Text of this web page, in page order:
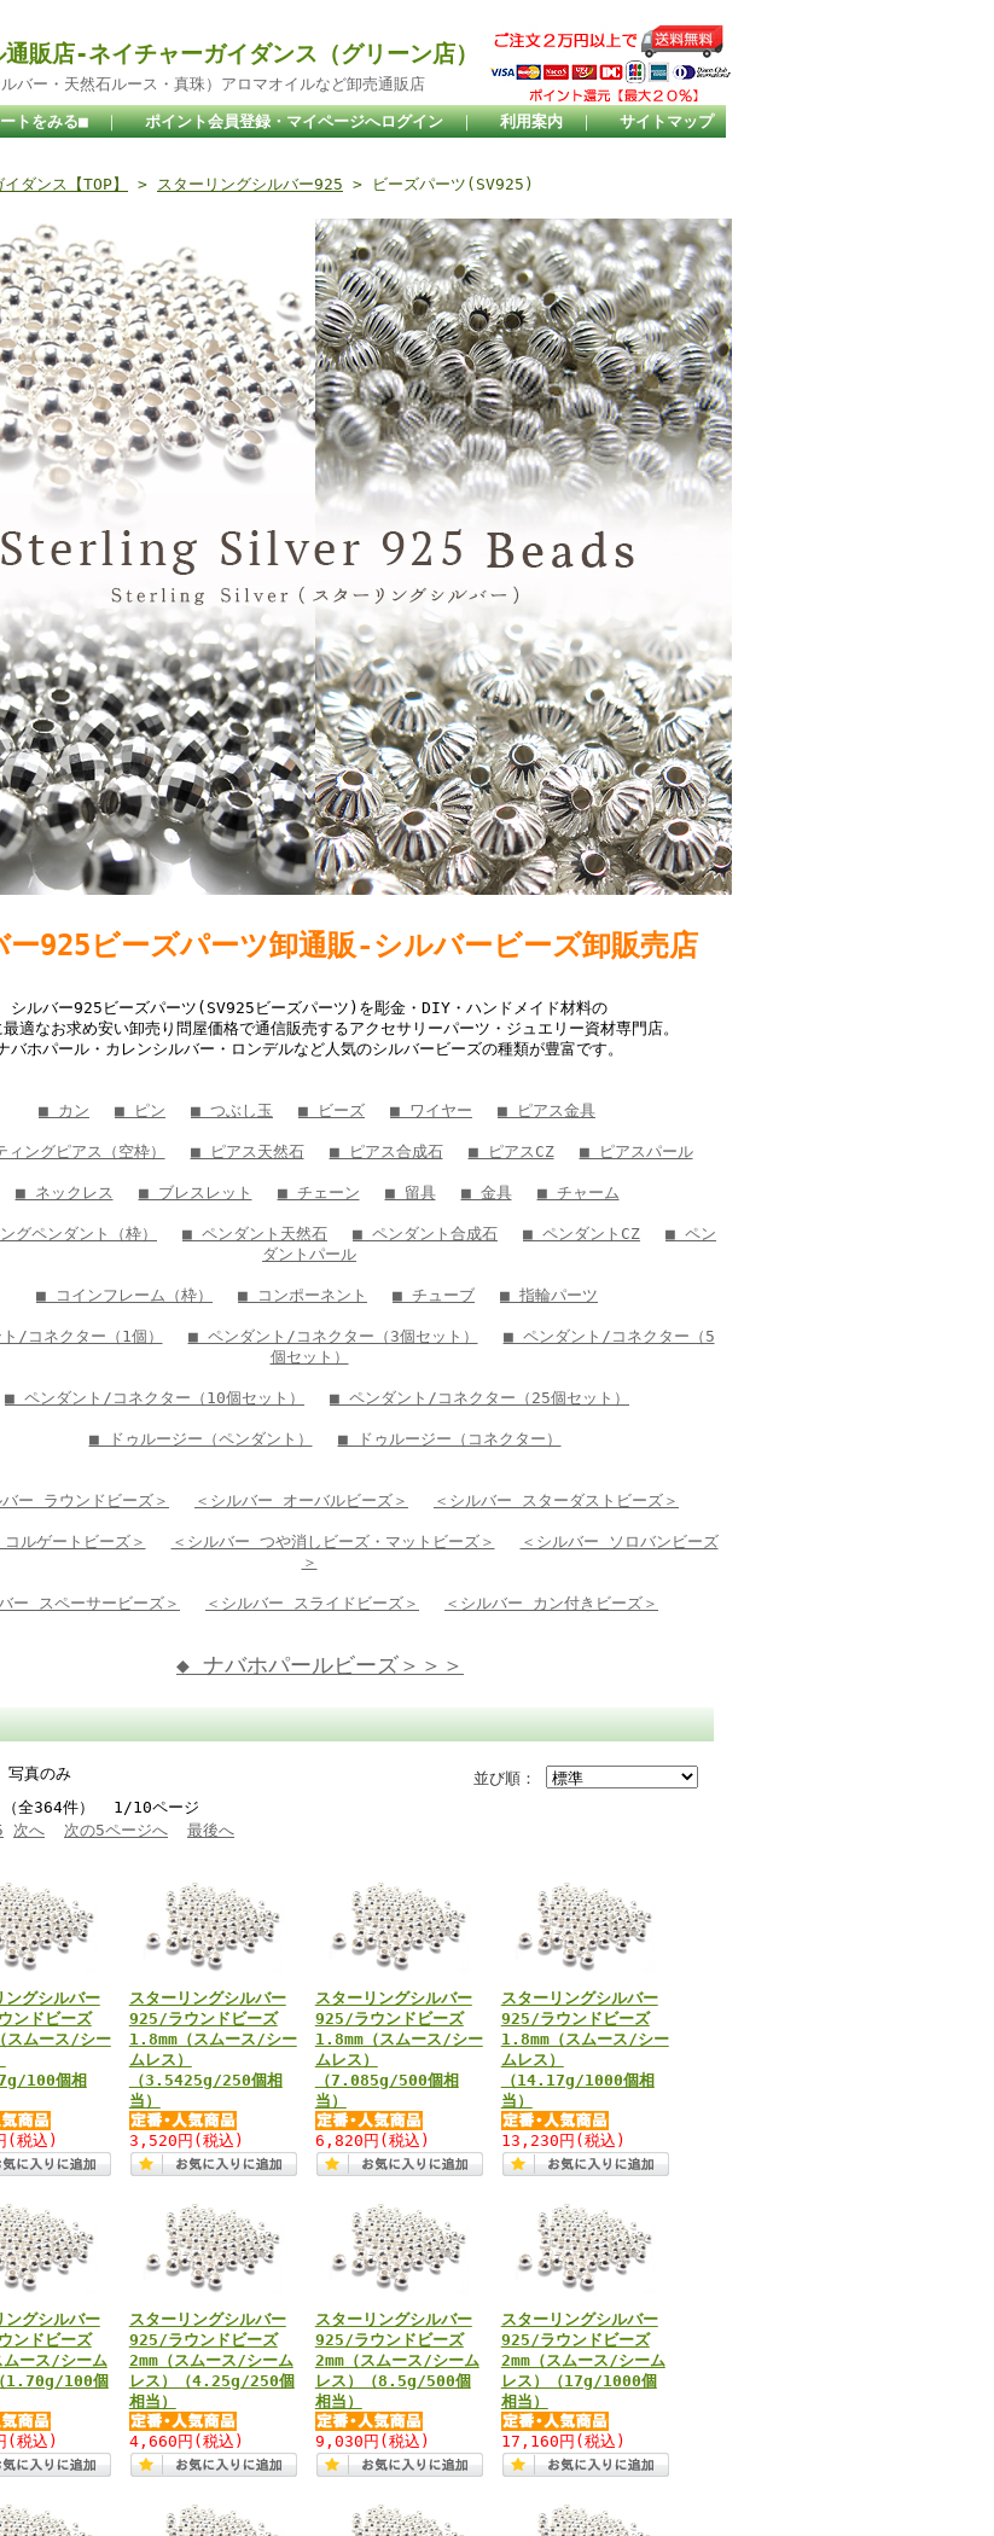
販店-ネイチャーガイダンス（グリーン店）
バー・天然石ルース・真珠）アロマオイルなど卸売通販店
トをみる■ ｜ ポイント会員登録・マイページへログイン ｜ 利用案内 ｜ サイトマップ
ダンス【TOP】 > スターリングシルバー925 > ビーズパーツ(SV925)
ー925ビーズパーツ卸通販-シルバービーズ卸販売店
シルバー925ビーズパーツ(SV925ビーズパーツ)を彫金・DIY・ハンドメイド材料の
適なお求め安い卸売り問屋価格で通信販売するアクセサリーパーツ・ジュエリー資材専門店。
バホパール・カレンシルバー・ロンデルなど人気のシルバービーズの種類が豊富です。
■ カン ■ ピン ■ つぶし玉 ■ ビーズ ■ ワイヤー ■ ピアス金具
ングピアス（空枠） ■ ピアス天然石 ■ ピアス合成石 ■ ピアスCZ ■ ピアスパール
■ ネックレス ■ ブレスレット ■ チェーン ■ 留具 ■ 金具 ■ チャーム
グペンダント（枠） ■ ペンダント天然石 ■ ペンダント合成石 ■ ペンダントCZ
■ ペン
ダントパール
■ コインフレーム（枠） ■ コンポーネント ■ チューブ ■ 指輪パーツ
/コネクター（1個） ■ ペンダント/コネクター（3個セット）
■ ペンダント/コネクター（5
個セット）
■ ペンダント/コネクター（10個セット） ■ ペンダント/コネクター（25個セット）
■ ドゥルージー（ペンダント） ■ ドゥルージー（コネクター）
バー ラウンドビーズ＞ ＜シルバー オーバルビーズ＞ ＜シルバー スターダストビーズ＞
ルゲートビーズ＞ ＜シルバー つや消しビーズ・マットビーズ＞
＜シルバー ソロバンビーズ
＞
ー スペーサービーズ＞ ＜シルバー スライドビーズ＞ ＜シルバー カン付きビーズ＞
◆ ナバホパールビーズ＞＞＞
並び順：
真のみ
（全364件） 1/10ページ
次へ 次の5ページへ 最後へ
ングシルバー
ンドビーズ
スムース/シー
100個相
(税込)
スターリングシルバー
925/ラウンドビーズ
1.8mm（スムース/シー
ムレス）
（3.5425g/250個相
当）
3,520円 (税込)
スターリングシルバー
925/ラウンドビーズ
1.8mm（スムース/シー
ムレス）
（7.085g/500個相
当）
6,820円 (税込)
スターリングシルバー
925/ラウンドビーズ
1.8mm（スムース/シー
ムレス）
（14.17g/1000個相
当）
13,230円 (税込)
ングシルバー
ンドビーズ
ムース/シーム
1.70g/100個
(税込)
スターリングシルバー
925/ラウンドビーズ
2mm（スムース/シーム
レス）（4.25g/250個
相当）
4,660円 (税込)
スターリングシルバー
925/ラウンドビーズ
2mm（スムース/シーム
レス）（8.5g/500個
相当）
9,030円 (税込)
スターリングシルバー
925/ラウンドビーズ
2mm（スムース/シーム
レス）（17g/1000個
相当）
17,160円 (税込)